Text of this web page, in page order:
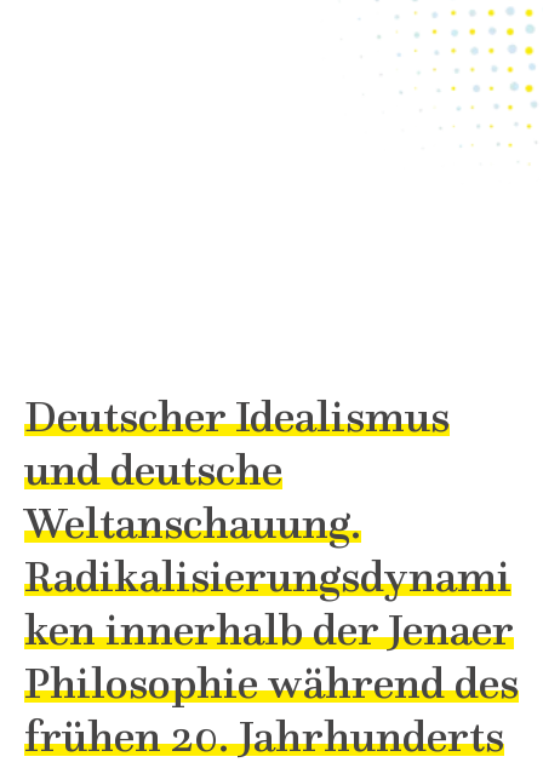
Deutscher Idealismus
und deutsche
Weltanschauung.
Radikalisierungsdynami
ken innerhalb der Jenaer
Philosophie während des
frühen 20. Jahrhunderts